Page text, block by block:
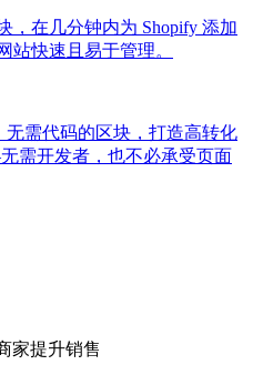
，在几分钟内为 Shopify 添加
站快速且易于管理。
无需代码的区块，打造高转化
需开发者，也不必承受页面
家提升销售